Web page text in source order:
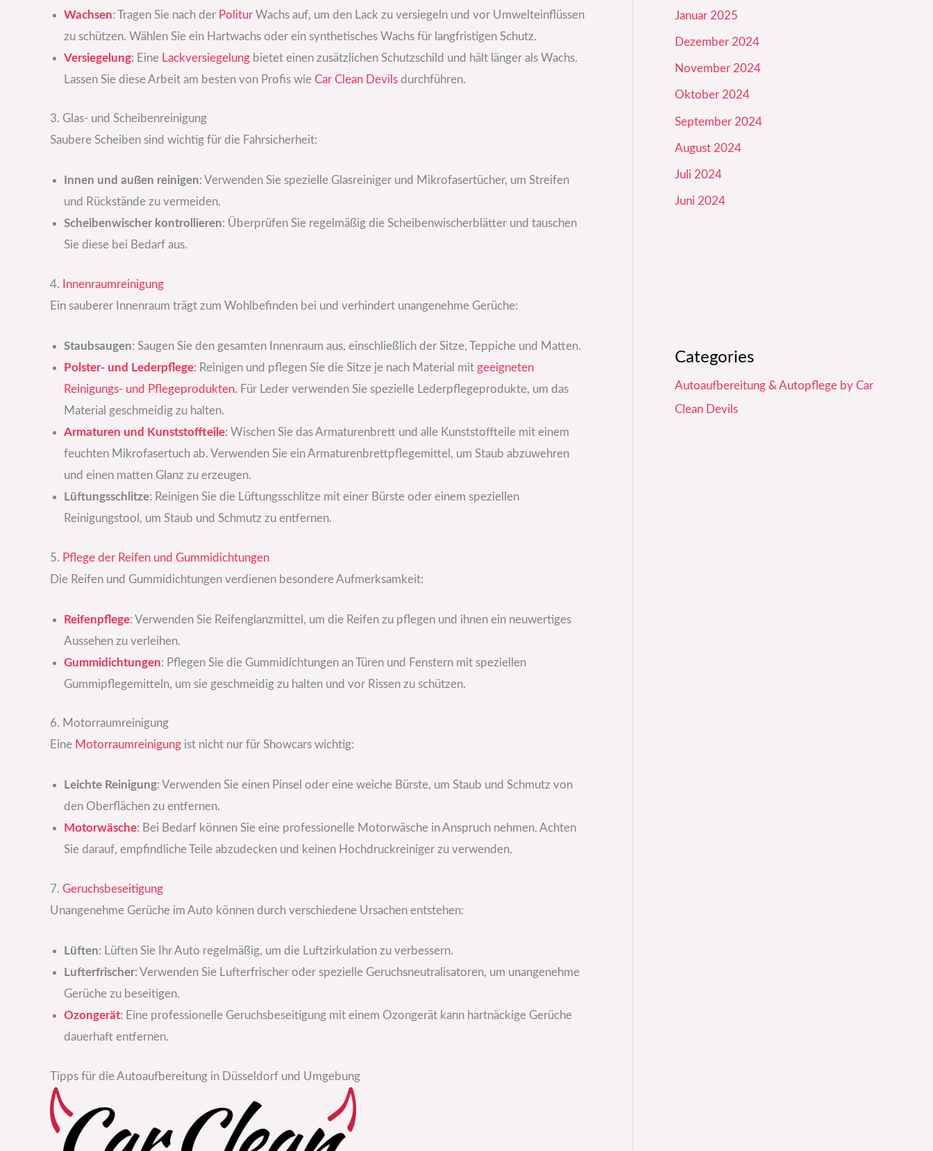
Wachsen: Tragen Sie nach der Politur Wachs auf, um den Lack zu versiegeln und vor Umwelteinflüssen
zu schützen. Wählen Sie ein Hartwachs oder ein synthetisches Wachs für langfristigen Schutz.
Versiegelung: Eine Lackversiegelung bietet einen zusätzlichen Schutzschild und hält länger als Wachs.
Lassen Sie diese Arbeit am besten von Profis wie Car Clean Devils durchführen.
3. Glas- und Scheibenreinigung
Saubere Scheiben sind wichtig für die Fahrsicherheit:
Innen und außen reinigen: Verwenden Sie spezielle Glasreiniger und Mikrofasertücher, um Streifen
und Rückstände zu vermeiden.
Scheibenwischer kontrollieren: Überprüfen Sie regelmäßig die Scheibenwischerblätter und tauschen
Sie diese bei Bedarf aus.
4.
Innenraumreinigung
Ein sauberer Innenraum trägt zum Wohlbefinden bei und verhindert unangenehme Gerüche:
Staubsaugen: Saugen Sie den gesamten Innenraum aus, einschließlich der Sitze, Teppiche und Matten.
Polster- und Lederpflege: Reinigen und pflegen Sie die Sitze je nach Material mit geeigneten
Reinigungs- und Pflegeprodukten. Für Leder verwenden Sie spezielle Lederpflegeprodukte, um das
Material geschmeidig zu halten.
Armaturen und Kunststoffteile: Wischen Sie das Armaturenbrett und alle Kunststoffteile mit einem
feuchten Mikrofasertuch ab. Verwenden Sie ein Armaturenbrettpflegemittel, um Staub abzuwehren
und einen matten Glanz zu erzeugen.
Lüftungsschlitze: Reinigen Sie die Lüftungsschlitze mit einer Bürste oder einem speziellen
Reinigungstool, um Staub und Schmutz zu entfernen.
5. Pflege der Reifen und Gummidichtungen
Die Reifen und Gummidichtungen verdienen besondere Aufmerksamkeit:
Reifenpflege: Verwenden Sie Reifenglanzmittel, um die Reifen zu pflegen und ihnen ein neuwertiges
Aussehen zu verleihen.
Gummidichtungen: Pflegen Sie die Gummidichtungen an Türen und Fenstern mit speziellen
Gummipflegemitteln, um sie geschmeidig zu halten und vor Rissen zu schützen.
6. Motorraumreinigung
Eine Motorraumreinigung ist nicht nur für Showcars wichtig:
Leichte Reinigung: Verwenden Sie einen Pinsel oder eine weiche Bürste, um Staub und Schmutz von
den Oberflächen zu entfernen.
Motorwäsche: Bei Bedarf können Sie eine professionelle Motorwäsche in Anspruch nehmen. Achten
Sie darauf, empfindliche Teile abzudecken und keinen Hochdruckreiniger zu verwenden.
7. Geruchsbeseitigung
Unangenehme Gerüche im Auto können durch verschiedene Ursachen entstehen:
Lüften: Lüften Sie Ihr Auto regelmäßig, um die Luftzirkulation zu verbessern.
Lufterfrischer: Verwenden Sie Lufterfrischer oder spezielle Geruchsneutralisatoren, um unangenehme
Gerüche zu beseitigen.
Ozongerät: Eine professionelle Geruchsbeseitigung mit einem Ozongerät kann hartnäckige Gerüche
dauerhaft entfernen.
Tipps für die Autoaufbereitung in Düsseldorf und Umgebung
Januar 2025
Dezember 2024
November 2024
Oktober 2024
September 2024
August 2024
Juli 2024
Juni 2024
Categories
Autoaufbereitung & Autopflege by Car
Clean Devils